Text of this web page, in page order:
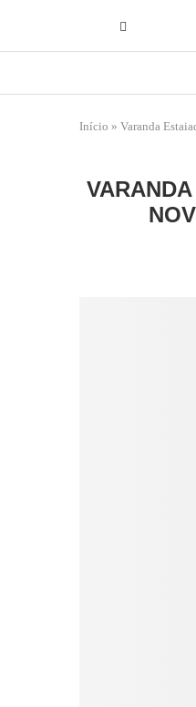
Início » Varanda